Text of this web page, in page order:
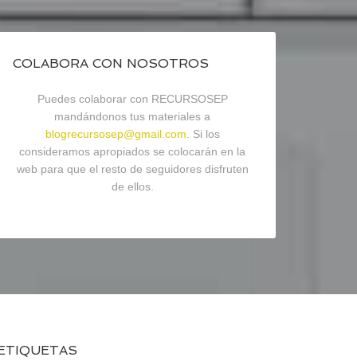
COLABORA CON NOSOTROS
Puedes colaborar con RECURSOSEP
mandándonos tus materiales a
blogrecursosep@gmail.com . Si los
consideramos apropiados se colocarán en la
web para que el resto de seguidores disfruten
de ellos.